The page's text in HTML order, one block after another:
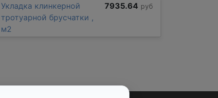
Укладка клинкерной
тротуарной брусчатки ,
м2
7935.64 руб